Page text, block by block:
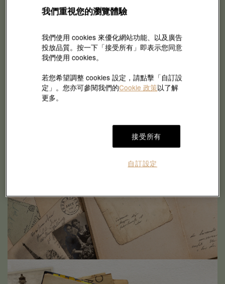
為這段旅程
增添更多色彩
我們重視您的瀏覽體驗
我們使用 cookies 來優化網站功能、以及廣告
投放品質。按一下「接受所有」即表示您同意
我們使用 cookies。
若您希望調整 cookies 設定，請點擊「自訂設
定」。您亦可參閱我們的Cookie 政策以了解
更多。
接受所有
自訂設定